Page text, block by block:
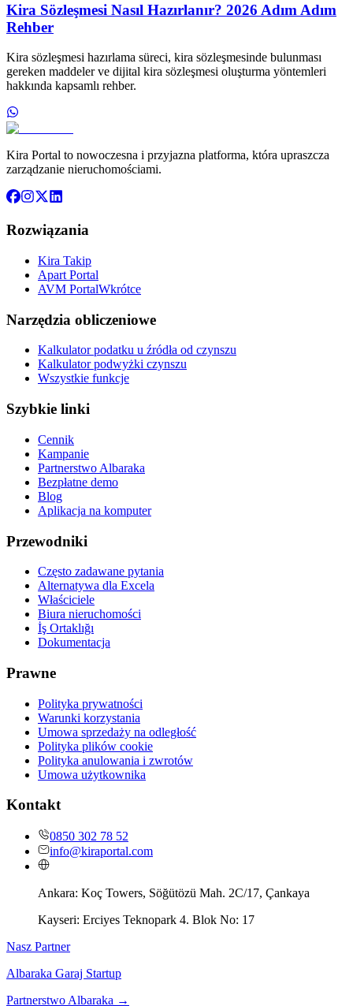
Kira Sözleşmesi Nasıl Hazırlanır? 2026 Adım Adım
Rehber
Kira sözleşmesi hazırlama süreci, kira sözleşmesinde bulunması
gereken maddeler ve dijital kira sözleşmesi oluşturma yöntemleri
hakkında kapsamlı rehber.
Kira Portal to nowoczesna i przyjazna platforma, która upraszcza
zarządzanie nieruchomościami.
Rozwiązania
Kira Takip
Apart Portal
AVM PortalWkrótce
Narzędzia obliczeniowe
Kalkulator podatku u źródła od czynszu
Kalkulator podwyżki czynszu
Wszystkie funkcje
Szybkie linki
Cennik
Kampanie
Partnerstwo Albaraka
Bezpłatne demo
Blog
Aplikacja na komputer
Przewodniki
Często zadawane pytania
Alternatywa dla Excela
Właściciele
Biura nieruchomości
İş Ortaklığı
Dokumentacja
Prawne
Polityka prywatności
Warunki korzystania
Umowa sprzedaży na odległość
Polityka plików cookie
Polityka anulowania i zwrotów
Umowa użytkownika
Kontakt
0850 302 78 52
info@kiraportal.com
Ankara: Koç Towers, Söğütözü Mah. 2C/17, Çankaya
Kayseri: Erciyes Teknopark 4. Blok No: 17
Nasz Partner
Albaraka Garaj Startup
Partnerstwo Albaraka →